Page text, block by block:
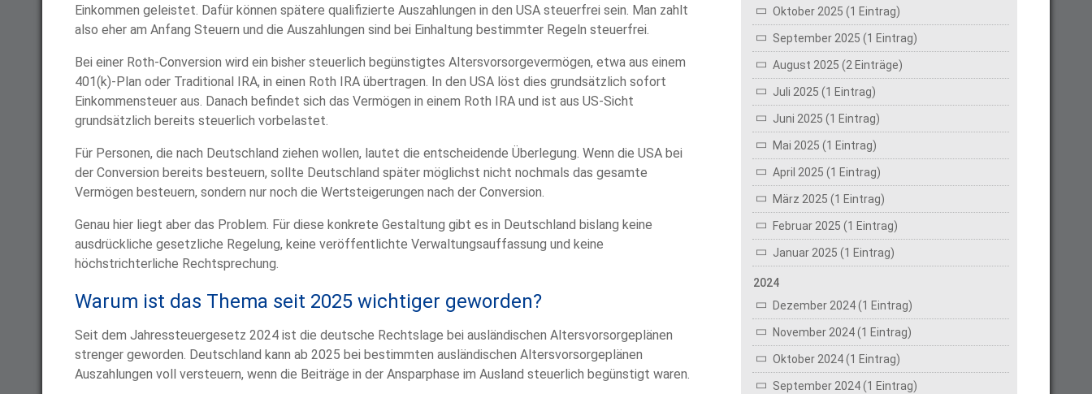
Oktober 2025 (1 Eintrag)
September 2025 (1 Eintrag)
August 2025 (2 Einträge)
Juli 2025 (1 Eintrag)
Juni 2025 (1 Eintrag)
Mai 2025 (1 Eintrag)
April 2025 (1 Eintrag)
März 2025 (1 Eintrag)
Februar 2025 (1 Eintrag)
Januar 2025 (1 Eintrag)
2024
Dezember 2024 (1 Eintrag)
November 2024 (1 Eintrag)
Oktober 2024 (1 Eintrag)
September 2024 (1 Eintrag)
Einkommen geleistet. Dafür können spätere qualifizierte Auszahlungen in den USA steuerfrei sein. Man zahlt
also eher am Anfang Steuern und die Auszahlungen sind bei Einhaltung bestimmter Regeln steuerfrei.
Bei einer Roth-Conversion wird ein bisher steuerlich begünstigtes Altersvorsorgevermögen, etwa aus einem
401(k)-Plan oder Traditional IRA, in einen Roth IRA übertragen. In den USA löst dies grundsätzlich sofort
Einkommensteuer aus. Danach befindet sich das Vermögen in einem Roth IRA und ist aus US-Sicht
grundsätzlich bereits steuerlich vorbelastet.
Für Personen, die nach Deutschland ziehen wollen, lautet die entscheidende Überlegung. Wenn die USA bei
der Conversion bereits besteuern, sollte Deutschland später möglichst nicht nochmals das gesamte
Vermögen besteuern, sondern nur noch die Wertsteigerungen nach der Conversion.
Genau hier liegt aber das Problem. Für diese konkrete Gestaltung gibt es in Deutschland bislang keine
ausdrückliche gesetzliche Regelung, keine veröffentlichte Verwaltungsauffassung und keine
höchstrichterliche Rechtsprechung.
Warum ist das Thema seit 2025 wichtiger geworden?
Seit dem Jahressteuergesetz 2024 ist die deutsche Rechtslage bei ausländischen Altersvorsorgeplänen
strenger geworden. Deutschland kann ab 2025 bei bestimmten ausländischen Altersvorsorgeplänen
Auszahlungen voll versteuern, wenn die Beiträge in der Ansparphase im Ausland steuerlich begünstigt waren.